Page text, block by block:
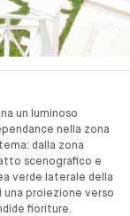
un luminoso
nella zona
tema: dalla zona
scenografico e
verde laterale della
una proiezione verso
fioriture.